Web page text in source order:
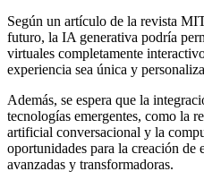
Según un artículo de la revista
futuro, la IA generativa podría
virtuales completamente
experiencia sea única y
Además, se espera que la
tecnologías emergentes, como la
artificial conversacional y la
oportunidades para la creación de
avanzadas y transformadoras.